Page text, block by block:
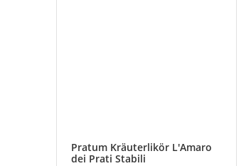
Pratum Kräuterlikör L'Amaro
dei Prati Stabili